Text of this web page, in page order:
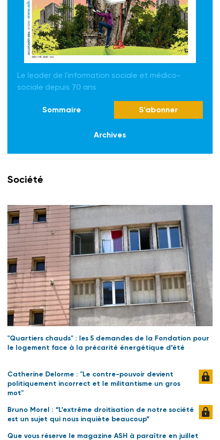
Le leader de l'information sociale et médico-
sociale depuis 70 ans
Sommaire S'abonner
Archives
Société
"Quartiers chauds" : les 5 demandes de la Fondation pour
le logement face à la précarité énergétique d’été
Catherine Delorme : "Le contre-pouvoir devient
politiquement incorrect et le militantisme un gros
mot"
Bruno Morel : “L’extrême droitisation de notre société
est un sujet qui nous inquiète beaucoup”
Que vous réserve le magazine ASH à paraître en juillet